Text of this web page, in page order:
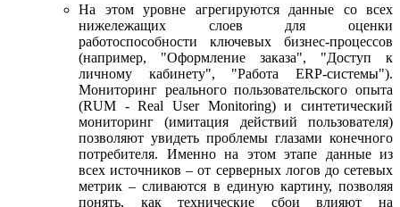
На этом уровне агрегируются данные со всех
нижележащих слоев для оценки
работоспособности ключевых бизнес-процессов
(например, "Оформление заказа", "Доступ к
личному кабинету", "Работа ERP-системы").
Мониторинг реального пользовательского опыта
(RUM - Real User Monitoring) и синтетический
мониторинг (имитация действий пользователя)
позволяют увидеть проблемы глазами конечного
потребителя. Именно на этом этапе данные из
всех источников – от серверных логов до сетевых
метрик – сливаются в единую картину, позволяя
понять, как технические сбои влияют на